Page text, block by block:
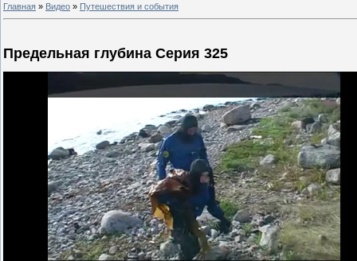
Главная » Видео » Путешествия и события
Предельная глубина Серия 325